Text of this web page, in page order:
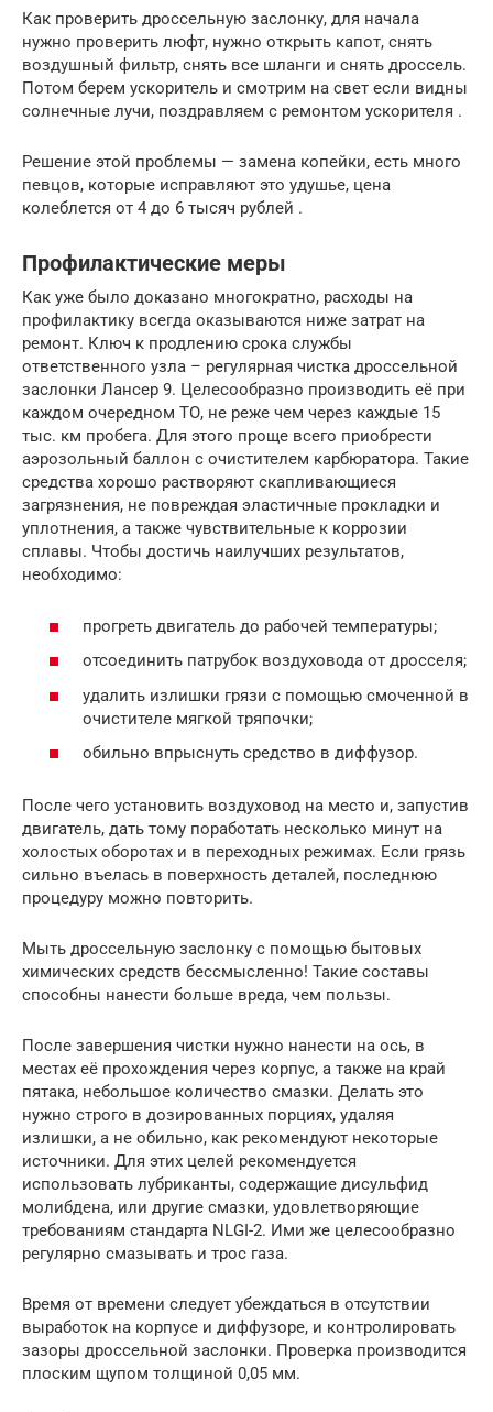
Как проверить дроссельную заслонку, для начала
нужно проверить люфт, нужно открыть капот, снять
воздушный фильтр, снять все шланги и снять дроссель.
Потом берем ускоритель и смотрим на свет если видны
солнечные лучи, поздравляем с ремонтом ускорителя .
Решение этой проблемы — замена копейки, есть много
певцов, которые исправляют это удушье, цена
колеблется от 4 до 6 тысяч рублей .
Профилактические меры
Как уже было доказано многократно, расходы на
профилактику всегда оказываются ниже затрат на
ремонт. Ключ к продлению срока службы
ответственного узла – регулярная чистка дроссельной
заслонки Лансер 9. Целесообразно производить её при
каждом очередном ТО, не реже чем через каждые 15
тыс. км пробега. Для этого проще всего приобрести
аэрозольный баллон с очистителем карбюратора. Такие
средства хорошо растворяют скапливающиеся
загрязнения, не повреждая эластичные прокладки и
уплотнения, а также чувствительные к коррозии
сплавы. Чтобы достичь наилучших результатов,
необходимо:
прогреть двигатель до рабочей температуры;
отсоединить патрубок воздуховода от дросселя;
удалить излишки грязи с помощью смоченной в
очистителе мягкой тряпочки;
обильно впрыснуть средство в диффузор.
После чего установить воздуховод на место и, запустив
двигатель, дать тому поработать несколько минут на
холостых оборотах и в переходных режимах. Если грязь
сильно въелась в поверхность деталей, последнюю
процедуру можно повторить.
Мыть дроссельную заслонку с помощью бытовых
химических средств бессмысленно! Такие составы
способны нанести больше вреда, чем пользы.
После завершения чистки нужно нанести на ось, в
местах её прохождения через корпус, а также на край
пятака, небольшое количество смазки. Делать это
нужно строго в дозированных порциях, удаляя
излишки, а не обильно, как рекомендуют некоторые
источники. Для этих целей рекомендуется
использовать лубриканты, содержащие дисульфид
молибдена, или другие смазки, удовлетворяющие
требованиям стандарта NLGI-2. Ими же целесообразно
регулярно смазывать и трос газа.
Время от времени следует убеждаться в отсутствии
выработок на корпусе и диффузоре, и контролировать
зазоры дроссельной заслонки. Проверка производится
плоским щупом толщиной 0,05 мм.